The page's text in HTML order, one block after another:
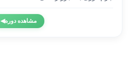
مشاهده دوره◀